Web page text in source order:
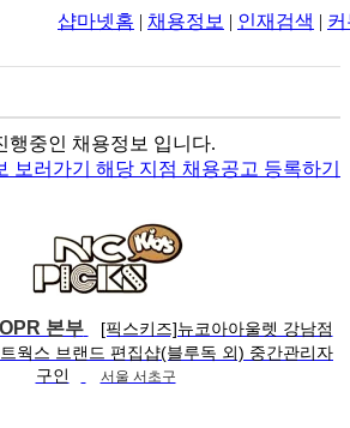
샵마넷홈 | 채용정보 | 인재검색 |
행중인 채용정보 입니다.
보러가기 해당 지점 채용공고 등록하기
본부
[픽스키즈]뉴코아아울렛 강남점
웍스 브랜드 편집샵(블루독 외) 중간관리자
구인
서울 서초구